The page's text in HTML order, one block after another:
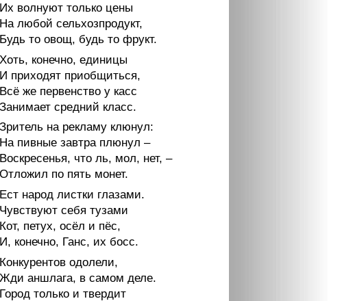
Их волнуют только цены
На любой сельхозпродукт,
Будь то овощ, будь то фрукт.
Хоть, конечно, единицы
И приходят приобщиться,
Всё же первенство у касс
Занимает средний класс.
Зритель на рекламу клюнул:
На пивные завтра плюнул –
Воскресенья, что ль, мол, нет, –
Отложил по пять монет.
Ест народ листки глазами.
Чувствуют себя тузами
Кот, петух, осёл и пёс,
И, конечно, Ганс, их босс.
Конкурентов одолели,
Жди аншлага, в самом деле.
Город только и твердит